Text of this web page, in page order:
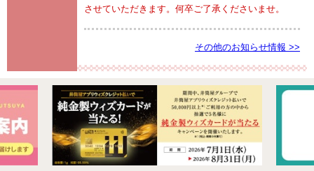
させていただきます。何卒ご了承くださいませ。
その他のお知らせ情報 >>